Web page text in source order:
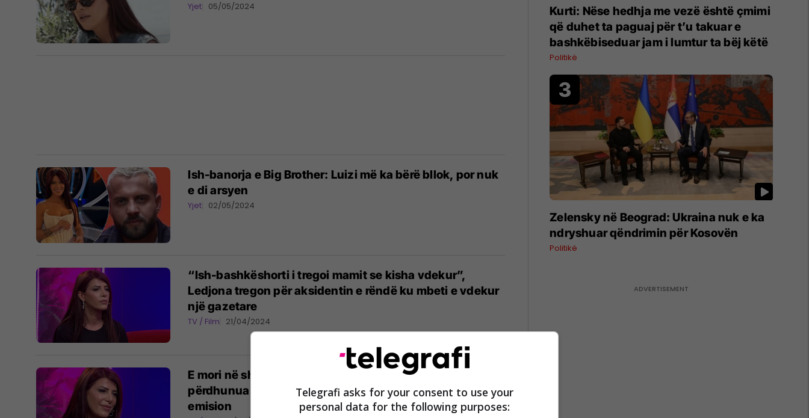
Yjet 05/05/2024
Ish-banorja e Big Brother: Luizi më ka bërë bllok, por nuk
e di arsyen
Yjet 02/05/2024
“Ish-bashkëshorti i tregoi mamit se kisha vdekur”,
Ledjona tregon për aksidentin e rëndë ku mbeti e vdekur
një gazetare
TV / Film 21/04/2024
E mori në shtëpi dhe e mbajti disa ditë, vajza që u
përdhunua nga tre djem përlot Ledjonën, e surprizon në
emision
Kurti: Nëse hedhja me vezë është çmimi
që duhet ta paguaj për t’u takuar e
bashkëbiseduar jam i lumtur ta bëj këtë
Politikë
Zelensky në Beograd: Ukraina nuk e ka
ndryshuar qëndrimin për Kosovën
Politikë
Telegrafi asks for your consent to use your
personal data for the following purposes: